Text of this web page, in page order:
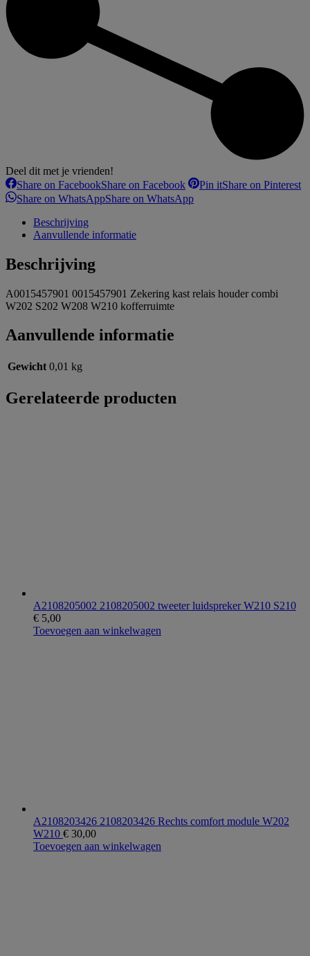
Deel dit met je vrienden!
Share on FacebookShare on Facebook Pin itShare on Pinterest
Share on WhatsAppShare on WhatsApp
Beschrijving
Aanvullende informatie
Beschrijving
A0015457901 0015457901 Zekering kast relais houder combi
W202 S202 W208 W210 kofferruimte
Aanvullende informatie
Gewicht 0,01 kg
Gerelateerde producten
A2108205002 2108205002 tweeter luidspreker W210 S210
€ 5,00
Toevoegen aan winkelwagen
A2108203426 2108203426 Rechts comfort module W202
W210 € 30,00
Toevoegen aan winkelwagen